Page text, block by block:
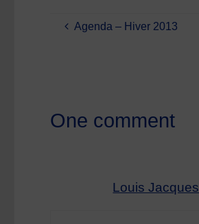
Agenda – Hiver 2013
One comment
Louis Jacques